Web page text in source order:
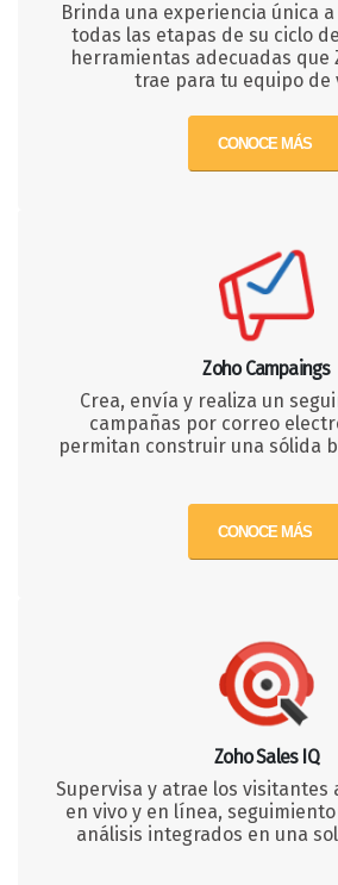
Brinda una experiencia única
todas las etapas de su ciclo
herramientas adecuadas que
trae para tu equipo de
CONOCE MÁS
Zoho Campaings
Crea, envía y realiza un
campañas por correo
permitan construir una sólida
CONOCE MÁS
Zoho Sales IQ
Supervisa y atrae los visitantes
en vivo y en línea,
análisis integrados en una